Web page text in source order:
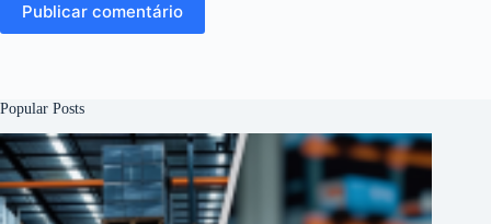
Publicar comentário
Popular Posts